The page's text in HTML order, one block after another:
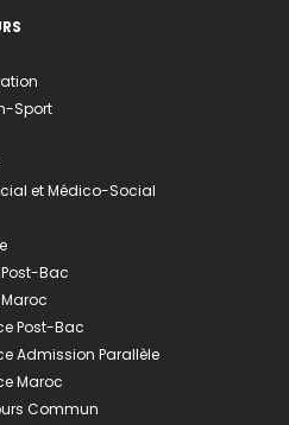
Sport
et Médico-Social
Bac
Post-Bac
Admission Parallèle
Maroc
Commun